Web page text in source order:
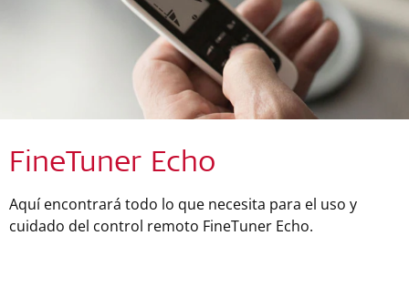
FineTuner Echo
Aquí encontrará todo lo que necesita para el uso y
cuidado del control remoto FineTuner Echo.